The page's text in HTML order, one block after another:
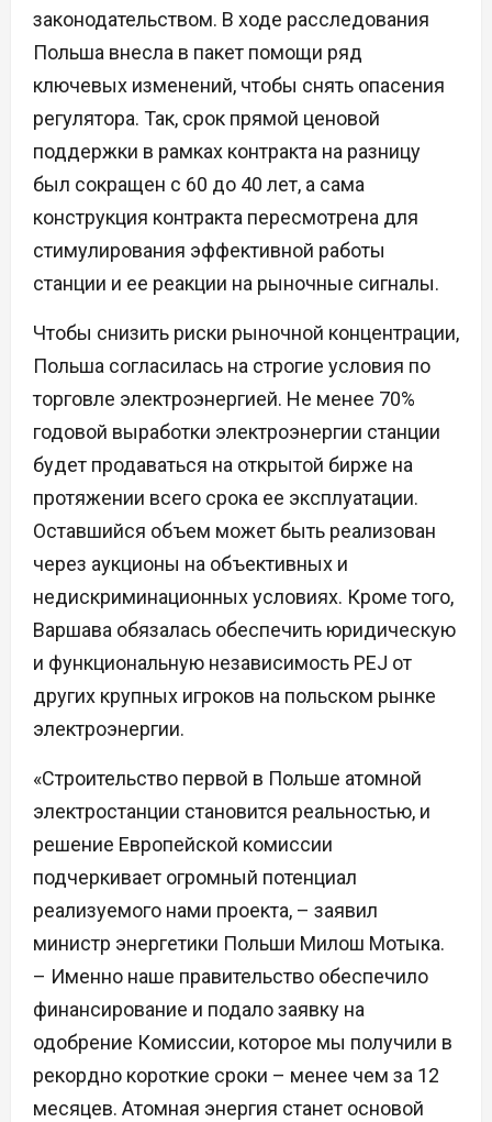
законодательством. В ходе расследования
Польша внесла в пакет помощи ряд
ключевых изменений, чтобы снять опасения
регулятора. Так, срок прямой ценовой
поддержки в рамках контракта на разницу
был сокращен с 60 до 40 лет, а сама
конструкция контракта пересмотрена для
стимулирования эффективной работы
станции и ее реакции на рыночные сигналы.
Чтобы снизить риски рыночной концентрации,
Польша согласилась на строгие условия по
торговле электроэнергией. Не менее 70%
годовой выработки электроэнергии станции
будет продаваться на открытой бирже на
протяжении всего срока ее эксплуатации.
Оставшийся объем может быть реализован
через аукционы на объективных и
недискриминационных условиях. Кроме того,
Варшава обязалась обеспечить юридическую
и функциональную независимость PEJ от
других крупных игроков на польском рынке
электроэнергии.
«Строительство первой в Польше атомной
электростанции становится реальностью, и
решение Европейской комиссии
подчеркивает огромный потенциал
реализуемого нами проекта, – заявил
министр энергетики Польши Милош Мотыка.
– Именно наше правительство обеспечило
финансирование и подало заявку на
одобрение Комиссии, которое мы получили в
рекордно короткие сроки – менее чем за 12
месяцев. Атомная энергия станет основой